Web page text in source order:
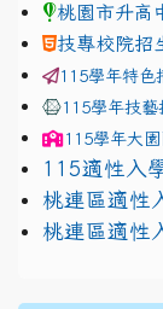
桃園市升高
技專校院招
115學年特色
115學年技
115學年大
115適性入
link to
桃連區適性
link to
桃連區適性